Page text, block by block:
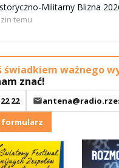
Militarny Blizna
temu
świadkiem ważnego
znać!
22